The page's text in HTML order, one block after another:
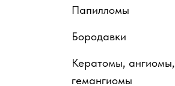
Кератомы, ангиомы,
гемангиомы
Бородавки
Папилломы